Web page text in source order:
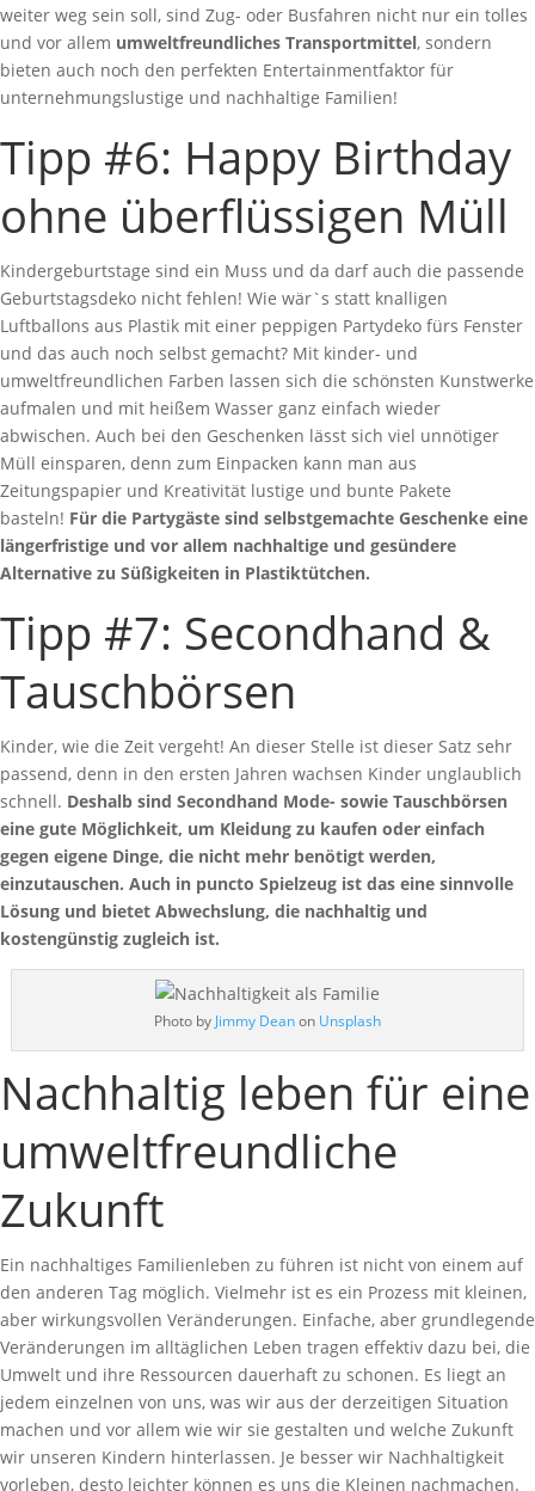
weiter weg sein soll, sind Zug- oder Busfahren nicht nur ein tolles
und vor allem umweltfreundliches Transportmittel, sondern
bieten auch noch den perfekten Entertainmentfaktor für
unternehmungslustige und nachhaltige Familien!
Tipp #6: Happy Birthday
ohne überflüssigen Müll
Kindergeburtstage sind ein Muss und da darf auch die passende
Geburtstagsdeko nicht fehlen! Wie wär`s statt knalligen
Luftballons aus Plastik mit einer peppigen Partydeko fürs Fenster
und das auch noch selbst gemacht? Mit kinder- und
umweltfreundlichen Farben lassen sich die schönsten Kunstwerke
aufmalen und mit heißem Wasser ganz einfach wieder
abwischen. Auch bei den Geschenken lässt sich viel unnötiger
Müll einsparen, denn zum Einpacken kann man aus
Zeitungspapier und Kreativität lustige und bunte Pakete
basteln! Für die Partygäste sind selbstgemachte Geschenke eine
längerfristige und vor allem nachhaltige und gesündere
Alternative zu Süßigkeiten in Plastiktütchen.
Tipp #7: Secondhand &
Tauschbörsen
Kinder, wie die Zeit vergeht! An dieser Stelle ist dieser Satz sehr
passend, denn in den ersten Jahren wachsen Kinder unglaublich
schnell. Deshalb sind Secondhand Mode- sowie Tauschbörsen
eine gute Möglichkeit, um Kleidung zu kaufen oder einfach
gegen eigene Dinge, die nicht mehr benötigt werden,
einzutauschen. Auch in puncto Spielzeug ist das eine sinnvolle
Lösung und bietet Abwechslung, die nachhaltig und
kostengünstig zugleich ist.
Photo by Jimmy Deanon Unsplash
Nachhaltig leben für eine
umweltfreundliche
Zukunft
Ein nachhaltiges Familienleben zu führen ist nicht von einem auf
den anderen Tag möglich. Vielmehr ist es ein Prozess mit kleinen,
aber wirkungsvollen Veränderungen. Einfache, aber grundlegende
Veränderungen im alltäglichen Leben tragen effektiv dazu bei, die
Umwelt und ihre Ressourcen dauerhaft zu schonen. Es liegt an
jedem einzelnen von uns, was wir aus der derzeitigen Situation
machen und vor allem wie wir sie gestalten und welche Zukunft
wir unseren Kindern hinterlassen. Je besser wir Nachhaltigkeit
vorleben, desto leichter können es uns die Kleinen nachmachen.